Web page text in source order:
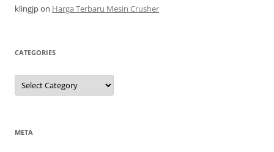
klingjpon Harga Terbaru Mesin Crusher
CATEGORIES
Categories
META